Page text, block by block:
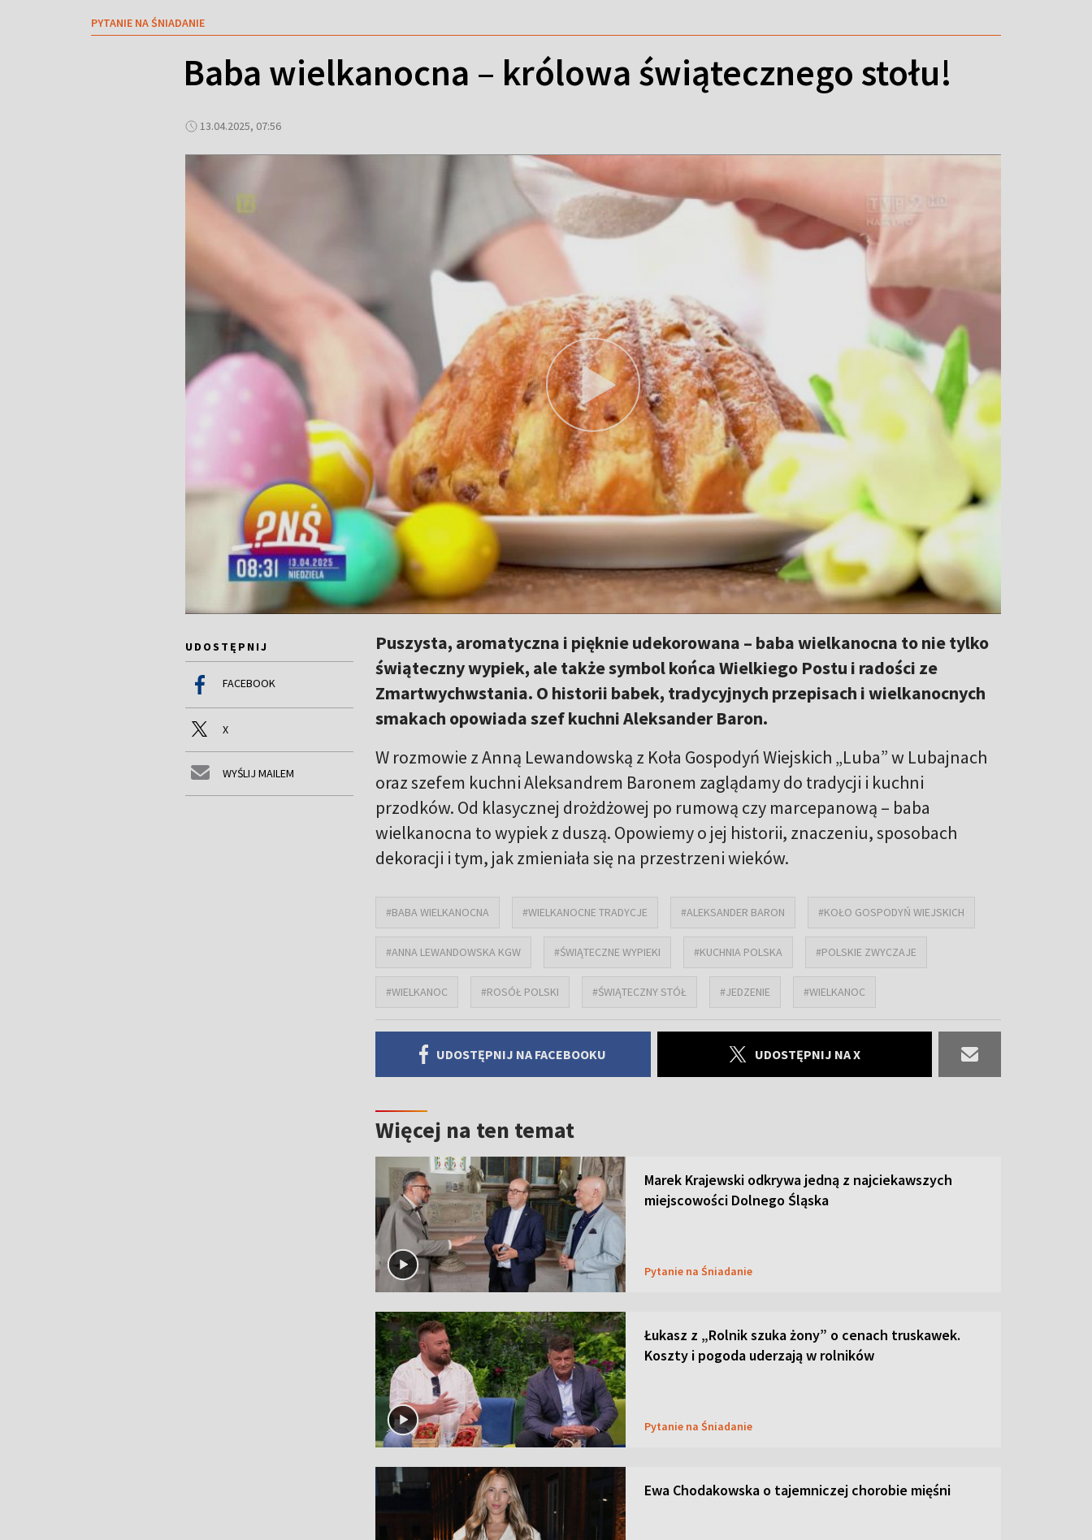
PYTANIE NA ŚNIADANIE
Baba wielkanocna – królowa świątecznego stołu!
13.04.2025, 07:56
UDOSTĘPNIJ
FACEBOOK
X
WYŚLIJ MAILEM
Puszysta, aromatyczna i pięknie udekorowana – baba wielkanocna to nie tylko
świąteczny wypiek, ale także symbol końca Wielkiego Postu i radości ze
Zmartwychwstania. O historii babek, tradycyjnych przepisach i wielkanocnych
smakach opowiada szef kuchni Aleksander Baron.
W rozmowie z Anną Lewandowską z Koła Gospodyń Wiejskich „Luba” w Lubajnach
oraz szefem kuchni Aleksandrem Baronem zaglądamy do tradycji i kuchni
przodków. Od klasycznej drożdżowej po rumową czy marcepanową – baba
wielkanocna to wypiek z duszą. Opowiemy o jej historii, znaczeniu, sposobach
dekoracji i tym, jak zmieniała się na przestrzeni wieków.
#BABA WIELKANOCNA #WIELKANOCNE TRADYCJE #ALEKSANDER BARON #KOŁO GOSPODYŃ WIEJSKICH
#ANNA LEWANDOWSKA KGW #ŚWIĄTECZNE WYPIEKI #KUCHNIA POLSKA #POLSKIE ZWYCZAJE
#WIELKANOC #ROSÓŁ POLSKI #ŚWIĄTECZNY STÓŁ #JEDZENIE #WIELKANOC
UDOSTĘPNIJ NA FACEBOOKU UDOSTĘPNIJ NA X
Więcej na ten temat
Marek Krajewski odkrywa jedną z najciekawszych
miejscowości Dolnego Śląska
Pytanie na Śniadanie
Łukasz z „Rolnik szuka żony” o cenach truskawek.
Koszty i pogoda uderzają w rolników
Pytanie na Śniadanie
Ewa Chodakowska o tajemniczej chorobie mięśni